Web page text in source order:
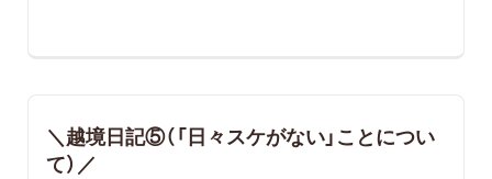
＼越境日記⑤（「日々スケがない」ことについ
て）／